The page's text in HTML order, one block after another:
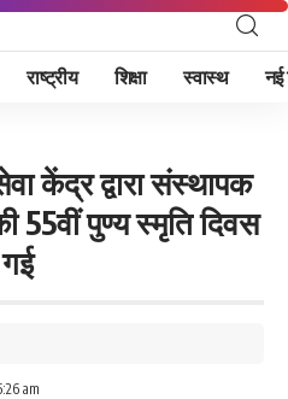
राष्ट्रीय शिक्षा स्वास्थ नई
केंद्र द्वारा संस्थापक
55वीं पुण्य स्मृति दिवस
am